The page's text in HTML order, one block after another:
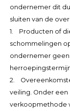
ondernemer dit
sluiten van de
1. Producten of
schommelingen
ondernemer
2.
veiling. Onder
verkoopmethode